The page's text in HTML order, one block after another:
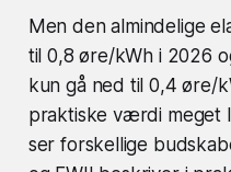
Men den almindelige
til 0,8 øre/kWh i 2026
kun gå ned til 0,4 øre/
praktiske værdi meget
ser forskellige